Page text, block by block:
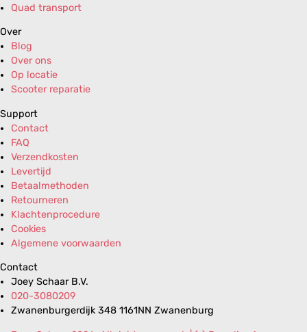
Quad transport
Over
Blog
Over ons
Op locatie
Scooter reparatie
Support
Contact
FAQ
Verzendkosten
Levertijd
Betaalmethoden
Retourneren
Klachtenprocedure
Cookies
Algemene voorwaarden
Contact
Joey Schaar B.V.
020-3080209
Zwanenburgerdijk 348 1161NN Zwanenburg